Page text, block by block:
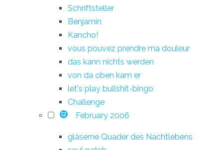
Schriftsteller
Benjamin
Kancho!
vous pouvez prendre ma douleur
das kann nichts werden
von da oben kam er
let's play bullshit-bingo
Challenge
12 February 2006
gläserne Quader des Nachtlebens